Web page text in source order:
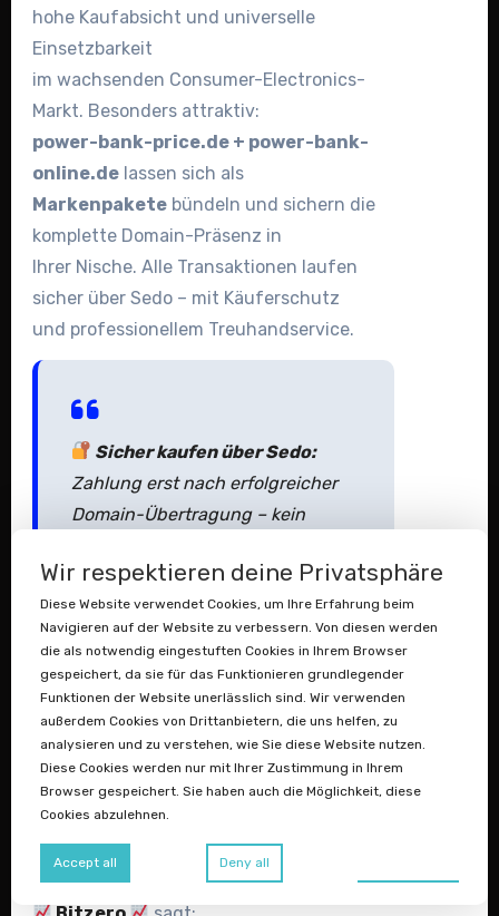
hohe Kaufabsicht und universelle
Einsetzbarkeit
im wachsenden Consumer-Electronics-
Markt. Besonders attraktiv:
power-bank-price.de + power-bank-
online.delassen sich als
Markenpaketebündeln und sichern die
komplette Domain-Präsenz in
Ihrer Nische. Alle Transaktionen laufen
sicher über Sedo – mit Käuferschutz
und professionellem Treuhandservice.
Sicher kaufen über Sedo:
Zahlung erst nach erfolgreicher
Domain-Übertragung – kein
Alle Domains jetzt
ansehen aufSedo.com →
Wir respektieren deine Privatsphäre
Diese Website verwendet Cookies, um Ihre Erfahrung beim
Navigieren auf der Website zu verbessern. Von diesen werden
die als notwendig eingestuften Cookies in Ihrem Browser
gespeichert, da sie für das Funktionieren grundlegender
Funktionen der Website unerlässlich sind. Wir verwenden
außerdem Cookies von Drittanbietern, die uns helfen, zu
analysieren und zu verstehen, wie Sie diese Website nutzen.
Diese Cookies werden nur mit Ihrer Zustimmung in Ihrem
Browser gespeichert. Sie haben auch die Möglichkeit, diese
Cookies abzulehnen.
Accept all Deny all